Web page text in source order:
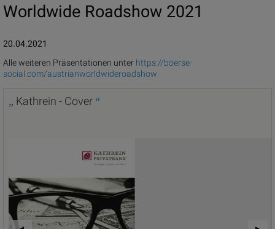
Worldwide Roadshow 2021
20.04.2021
Alle weiteren Präsentationen unter https://boerse-
social.com/austrianworldwideroadshow
„ Kathrein - Cover “